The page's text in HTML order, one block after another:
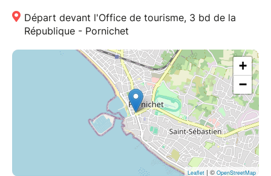
Départ devant l'Office de tourisme, 3 bd de la
République - Pornichet
+
−
Leaflet | © OpenStreetMap